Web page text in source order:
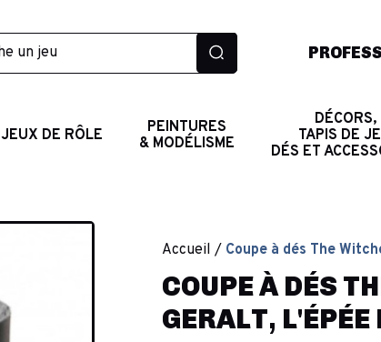
JEUX DE RÔLE
PEINTURES
& MODÉLISME
DÉCORS,
TAPIS DE
DÉS ET
Accueil Coupe à dés The
COUPE À DÉS
GERALT,